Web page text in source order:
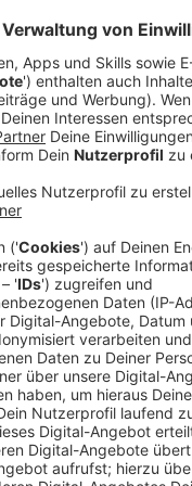
aktuell als Vorband auf
Deutschland und
kurz besucht. Überhaut
Vorband auf
Ende des Jahres seine
den genau
sich mit seinen
zu können, lernt er
war sein
er mit dem Dresdener
hat.